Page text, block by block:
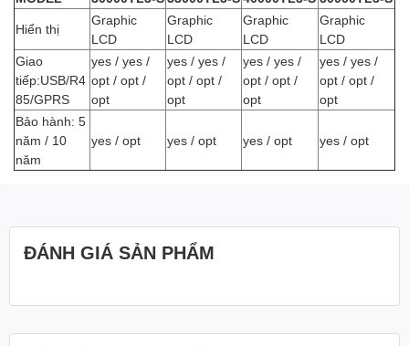
Hiển thị
Graphic
LCD
Graphic
LCD
Graphic
LCD
Graphic
LCD
Giao
tiếp:USB/R4
85/GPRS
yes / yes /
opt / opt /
opt
yes / yes /
opt / opt /
opt
yes / yes /
opt / opt /
opt
yes / yes /
opt / opt /
opt
Bảo hành: 5
năm / 10
năm
yes / opt yes / opt yes / opt yes / opt
ĐÁNH GIÁ SẢN PHẨM